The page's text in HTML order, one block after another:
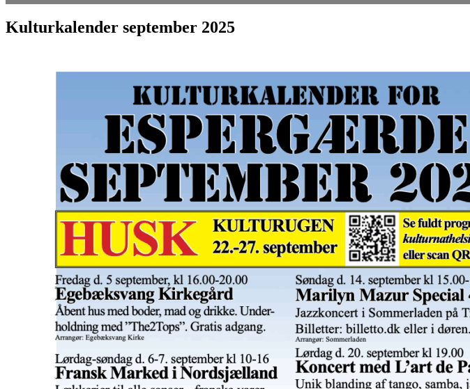
Kulturkalender september 2025